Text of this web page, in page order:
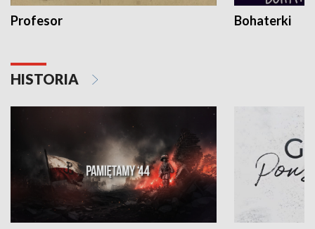
Profesor Bohaterki
HISTORIA